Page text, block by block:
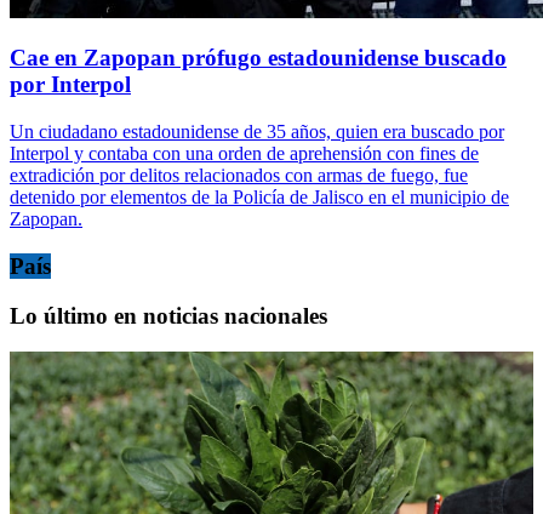
Cae en Zapopan prófugo estadounidense buscado
por Interpol
Un ciudadano estadounidense de 35 años, quien era buscado por
Interpol y contaba con una orden de aprehensión con fines de
extradición por delitos relacionados con armas de fuego, fue
detenido por elementos de la Policía de Jalisco en el municipio de
Zapopan.
País
Lo último en noticias nacionales